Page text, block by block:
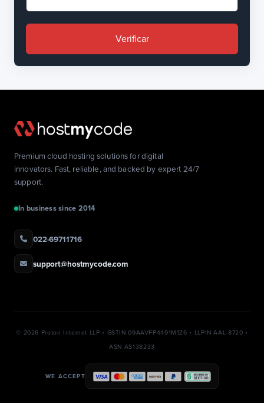
Verificar
Premium cloud hosting solutions for digital
innovators. Fast, reliable, and backed by expert 24/7
support.
In business since 2014
022-69711716
support@hostmycode.com
© 2026 Proton Internet LLP • GSTIN 09AAVFP4491M1Z6 • LLPIN AAL-8720 •
ASN AS138233
WE ACCEPT